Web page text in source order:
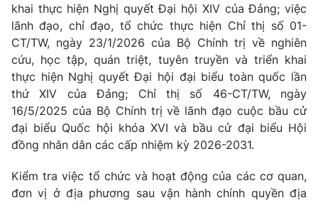
Thị trường 24h Tấm lòng Việt
VTV4 Vươn mình bằng AI
VTV9 VTV8
Liên hệ tòa soạn English
khai thực hiện Nghị quyết Đại hội XIV của Đảng; việc
lãnh đạo, chỉ đạo, tổ chức thực hiện Chỉ thị số 01-
CT/TW, ngày 23/1/2026 của Bộ Chính trị về nghiên
cứu, học tập, quán triệt, tuyên truyền và triển khai
thực hiện Nghị quyết Đại hội đại biểu toàn quốc lần
thứ XIV của Đảng; Chỉ thị số 46-CT/TW, ngày
16/5/2025 của Bộ Chính trị về lãnh đạo cuộc bầu cử
đại biểu Quốc hội khóa XVI và bầu cử đại biểu Hội
đồng nhân dân các cấp nhiệm kỳ 2026-2031.
Kiểm tra việc tổ chức và hoạt động của các cơ quan,
đơn vị ở địa phương sau vận hành chính quyền địa